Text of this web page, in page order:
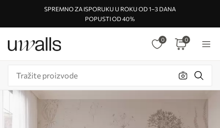
SPREMNO ZA ISPORUKU U ROKU OD 1–3 DANA
POPUSTI OD 40%
0 0